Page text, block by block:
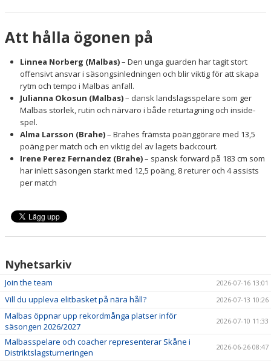
Att hålla ögonen på
Linnea Norberg (Malbas)– Den unga guarden har tagit stort
offensivt ansvar i säsongsinledningen och blir viktig för att skapa
rytm och tempo i Malbas anfall.
Julianna Okosun (Malbas)– dansk landslagsspelare som ger
Malbas storlek, rutin och närvaro i både returtagning och inside-
spel.
Alma Larsson (Brahe)– Brahes främsta poänggörare med 13,5
poäng per match och en viktig del av lagets backcourt.
Irene Perez Fernandez (Brahe)– spansk forward på 183 cm som
har inlett säsongen starkt med 12,5 poäng, 8 returer och 4 assists
per match
Nyhetsarkiv
Join the team 2026-07-16 13:01
Vill du uppleva elitbasket på nära håll? 2026-07-13 10:26
Malbas öppnar upp rekordmånga platser inför
säsongen 2026/2027
2026-07-10 11:33
Malbasspelare och coacher representerar Skåne i
Distriktslagsturneringen
2026-06-26 08:47